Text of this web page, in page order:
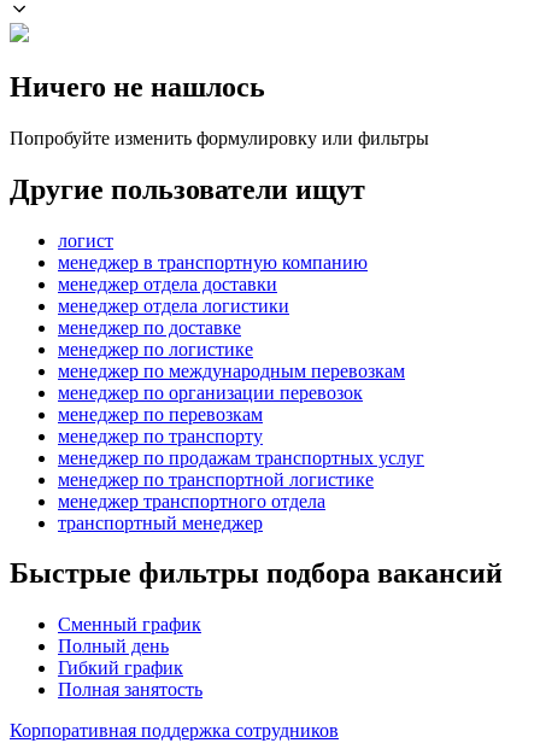
Ничего не нашлось
Попробуйте изменить формулировку или фильтры
Другие пользователи ищут
логист
менеджер в транспортную компанию
менеджер отдела доставки
менеджер отдела логистики
менеджер по доставке
менеджер по логистике
менеджер по международным перевозкам
менеджер по организации перевозок
менеджер по перевозкам
менеджер по транспорту
менеджер по продажам транспортных услуг
менеджер по транспортной логистике
менеджер транспортного отдела
транспортный менеджер
Быстрые фильтры подбора вакансий
Сменный график
Полный день
Гибкий график
Полная занятость
Корпоративная поддержка сотрудников